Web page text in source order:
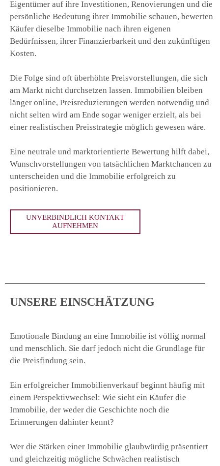
Eigentümer auf ihre Investitionen, Renovierungen und die
persönliche Bedeutung ihrer Immobilie schauen, bewerten
Käufer dieselbe Immobilie nach ihren eigenen
Bedürfnissen, ihrer Finanzierbarkeit und den zukünftigen
Kosten.
Die Folge sind oft überhöhte Preisvorstellungen, die sich
am Markt nicht durchsetzen lassen. Immobilien bleiben
länger online, Preisreduzierungen werden notwendig und
nicht selten wird am Ende sogar weniger erzielt, als bei
einer realistischen Preisstrategie möglich gewesen wäre.
Eine neutrale und marktorientierte Bewertung hilft dabei,
Wunschvorstellungen von tatsächlichen Marktchancen zu
unterscheiden und die Immobilie erfolgreich zu
positionieren.
UNVERBINDLICH KONTAKT
AUFNEHMEN
UNSERE EINSCHÄTZUNG
Emotionale Bindung an eine Immobilie ist völlig normal
und menschlich. Sie darf jedoch nicht die Grundlage für
die Preisfindung sein.
Ein erfolgreicher Immobilienverkauf beginnt häufig mit
einem Perspektivwechsel: Wie sieht ein Käufer die
Immobilie, der weder die Geschichte noch die
Erinnerungen dahinter kennt?
Wer die Stärken einer Immobilie glaubwürdig präsentiert
und gleichzeitig mögliche Schwächen realistisch